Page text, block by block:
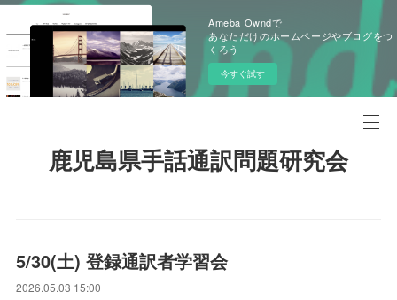
Ameba Owndで
あなただけのホームページやブログをつ
くろう
今すぐ試す
鹿児島県手話通訳問題研究会
5/30(土) 登録通訳者学習会
2026.05.03 15:00